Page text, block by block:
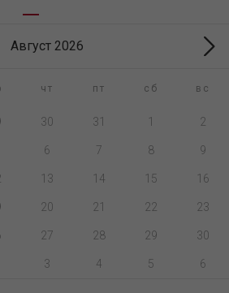
Август 2026
чт пт сб вс
30 31 1 2
6 7 8 9
13 14 15 16
20 21 22 23
27 28 29 30
3 4 5 6